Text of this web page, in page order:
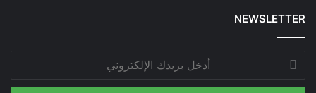
NEWSLETTER
أدخل
بريدك
الإلكتروني